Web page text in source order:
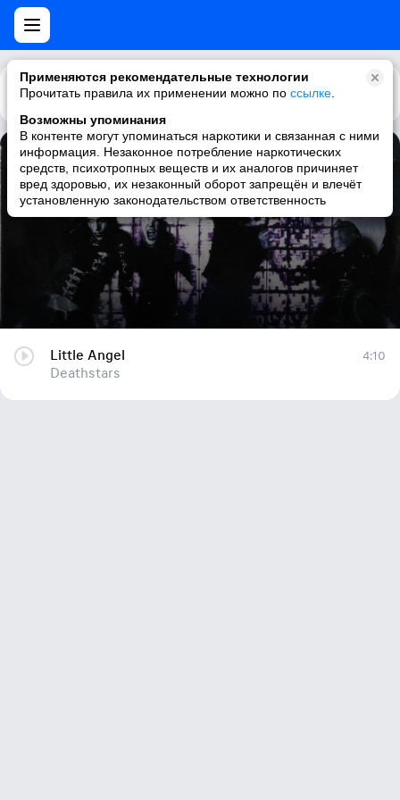
Применяются рекомендательные технологии
Прочитать правила их применении можно по ссылке
Возможны упоминания
В контенте могут упоминаться наркотики и связанная с ними
информация. Незаконное потребление наркотических
средств, психотропных веществ и их аналогов причиняет
вред здоровью, их незаконный оборот запрещён и влечёт
установленную законодательством ответственность
Каталог Рекомендации
Little Angel
Deathstars
Little Angel
Deathstars
4:10